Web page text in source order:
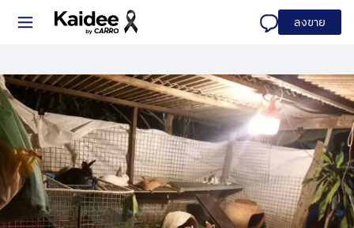
ลงขาย